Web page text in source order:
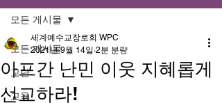
모든 게시물
교단
교육
모든 게시물
아프간 난민 이웃 지혜롭게
선교하라!
세계예수교장로회 WPC
2021년 9월 14일 2분 분량